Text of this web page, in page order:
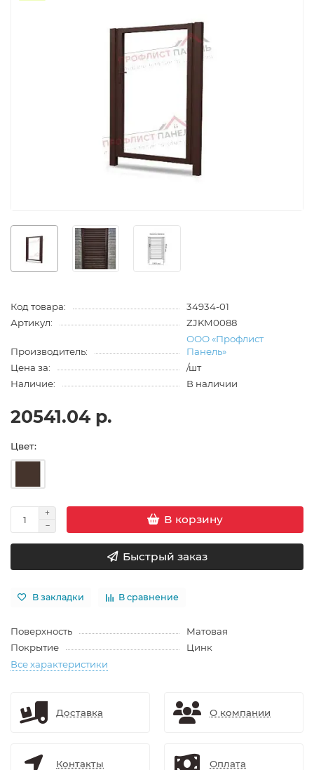
Код товара:
34934-01
Артикул:
ZJKM0088
Производитель:
ООО «Профлист
Панель»
Цена за:
/шт
Наличие:
В наличии
20541.04 р.
Цвет:
В корзину
Быстрый заказ
В закладки В сравнение
Поверхность
Матовая
Покрытие
Цинк
Все характеристики
Доставка О компании
Контакты Оплата